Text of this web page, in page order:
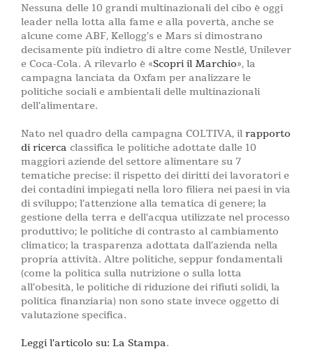
Nessuna delle 10 grandi multinazionali del cibo è oggi
leader nella lotta alla fame e alla povertà, anche se
alcune come ABF, Kellogg’s e Mars si dimostrano
decisamente più indietro di altre come Nestlé, Unilever
e Coca-Cola. A rilevarlo è «Scopri il Marchio», la
campagna lanciata da Oxfam per analizzare le
politiche sociali e ambientali delle multinazionali
dell’alimentare.
Nato nel quadro della campagna COLTIVA, il rapporto
di ricerca classifica le politiche adottate dalle 10
maggiori aziende del settore alimentare su 7
tematiche precise: il rispetto dei diritti dei lavoratori e
dei contadini impiegati nella loro filiera nei paesi in via
di sviluppo; l’attenzione alla tematica di genere; la
gestione della terra e dell’acqua utilizzate nel processo
produttivo; le politiche di contrasto al cambiamento
climatico; la trasparenza adottata dall’azienda nella
propria attività. Altre politiche, seppur fondamentali
(come la politica sulla nutrizione o sulla lotta
all’obesità, le politiche di riduzione dei rifiuti solidi, la
politica finanziaria) non sono state invece oggetto di
valutazione specifica.
Leggi l’articolo su: La Stampa.